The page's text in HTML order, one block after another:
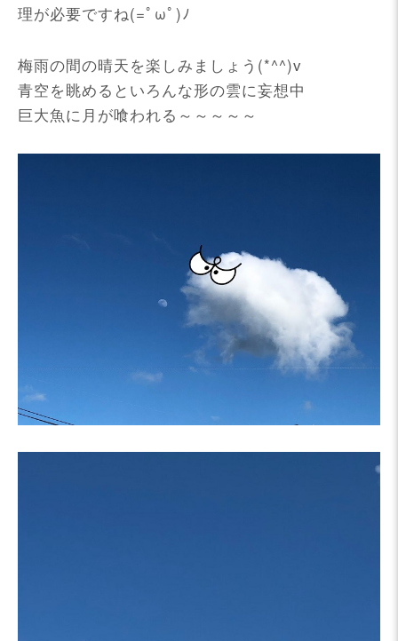
理が必要ですね(=ﾟωﾟ)ﾉ
梅雨の間の晴天を楽しみましょう(*^^)v
青空を眺めるといろんな形の雲に妄想中
巨大魚に月が喰われる～～～～～